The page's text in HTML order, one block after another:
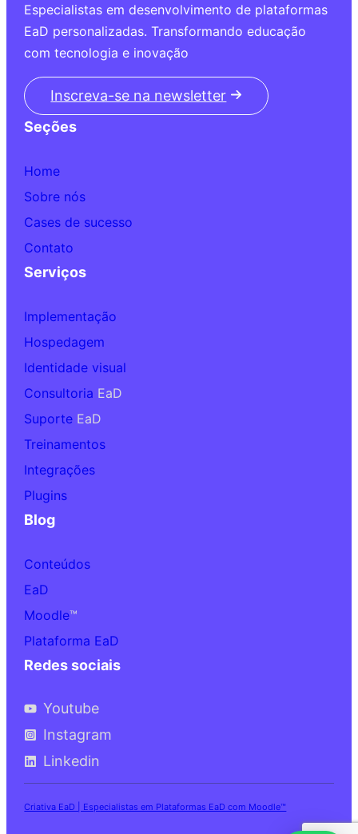
Especialistas em desenvolvimento de plataformas
EaD personalizadas. Transformando educação
com tecnologia e inovação
Inscreva-se na newsletter
Seções
Home
Sobre nós
Cases de sucesso
Contato
Serviços
Implementação
Hospedagem
Identidade visual
Consultoria EaD
Suporte EaD
Treinamentos
Integrações
Plugins
Blog
Conteúdos
EaD
Moodle™
Plataforma EaD
Redes sociais
Youtube
Instagram
Linkedin
Criativa EaD | Especialistas em Plataformas EaD com Moodle™